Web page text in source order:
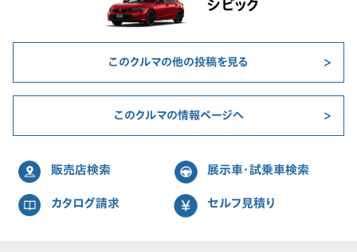
シビック
このクルマの他の投稿を見る
このクルマの情報ページへ
販売店検索 展示車・試乗車検索
カタログ請求 セルフ見積り